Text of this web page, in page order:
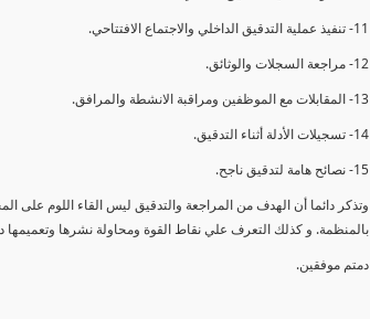
11- تنفيذ عملية التدقيق الداخلي والاجتماع الافتتاحي.
12- مراجعة السجلات والوثائق.
13- المقابلات مع الموظفين ومراقبة الانشطة والمرافق.
14- تسجيلات الأدلة أثناء التدقيق.
15- نصائح هامة لتدقيق ناجح.
وتذكر دائما أن الهدف من المراجعة والتدقيق ليس القاء اللوم
بالمنظمة. و كذلك التعرف علي نقاط القوة ومحاولة نشرها
دمتم موفقين.